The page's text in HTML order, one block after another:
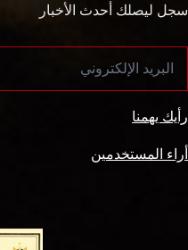
سجل ليصلك أحدث الأخبار
رأيك يهمنا
أراء المستخدمين